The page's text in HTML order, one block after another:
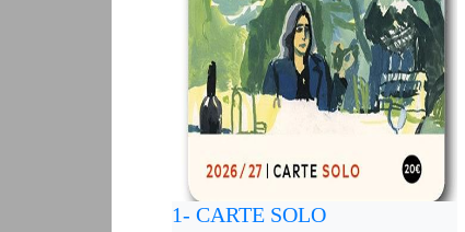
L'ECOLE DES FEMMES
1- CARTE SOLO